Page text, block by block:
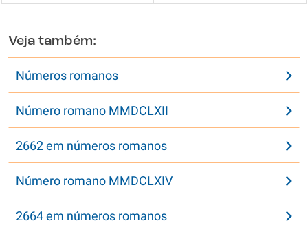
Veja também:
Números romanos
Número romano MMDCLXII
2662 em números romanos
Número romano MMDCLXIV
2664 em números romanos